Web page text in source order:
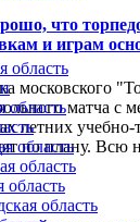
что
и играм
московского
матча с
летних учебно-
по плану. Всю
область
область
область
область
область
область